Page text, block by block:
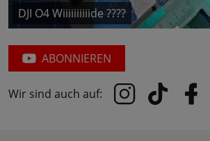
DJI O4 Wiiiiiiiiiide ????
ABONNIEREN
Wir sind auch auf: